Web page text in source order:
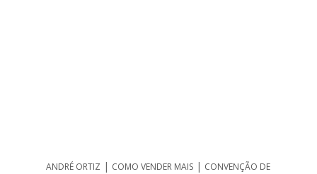
ANDRÉ ORTIZ | COMO VENDER MAIS | CONVENÇÃO DE